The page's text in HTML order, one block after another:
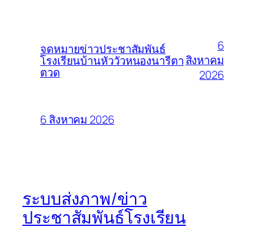
จดหมายข่าวประชาสัมพันธ์
โรงเรียนบ้านหัววัวหนองนารีตา
ตวด
6
สิงหาคม
2026
6 สิงหาคม 2026
ระบบส่งภาพ/ข่าว
ประชาสัมพันธ์โรงเรียน